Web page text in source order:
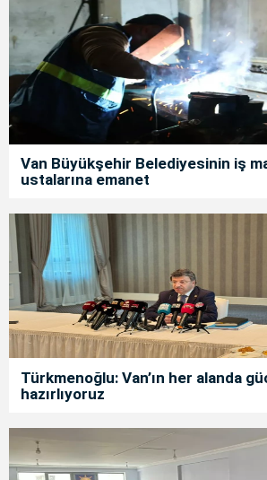
Van Büyükşehir Belediyesinin iş
ustalarına emanet
Türkmenoğlu: Van’ın her alanda
hazırlıyoruz